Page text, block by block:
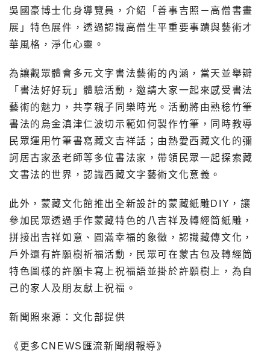
吳國豪博士化身導覽員，介紹「善事吉照－高僧書畫
展」特色展件，透過認識高僧生平重要事蹟與藝術才
華風格，淨化心靈。
為讓觀眾體會多元文字書法藝術的內涵，當天並舉辧
「書法好好玩」體驗活動，邀請大家一起來感受書法
藝術的魅力，共享親子同樂時光。活動將由熟稔竹筆
書法的烏金滇津仁波切示範如何製作竹筆，同時教導
民眾運用竹筆書寫藏文吉祥話；由熱愛西藏文化的彌
訶居古家丞老師等多位書法家，帶領民眾一起探索藏
文書法的世界，認識西藏文字藝術文化意義。
此外，蒙藏文化館推出全新設計的蒙藏紙雕DIY，讓
參加民眾透過手作蒙藏特色的八吉祥及轉經筒紙雕，
拼接出吉祥如意、圓滿幸福的象徵，認識藏傳文化，
戶外還有許願樹祈福活動，民眾可在蒙古包及轉經筒
特色圖樣的許願卡寫上祝福語並掛於許願樹上，為自
己的家人及朋友獻上祝福。
新聞照來源：文化部提供
《更多CNEWS匯流新聞網報導》